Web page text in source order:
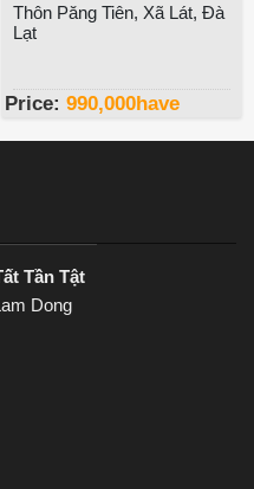
Thôn Păng Tiên, Xã Lát, Đà
Lạt
Price: 990,000have
Tần Tật
Dong